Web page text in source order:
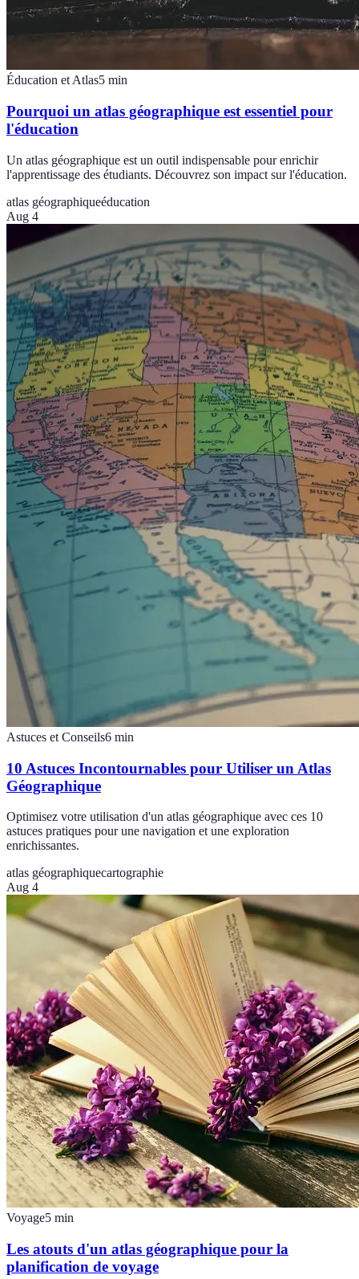
Éducation et Atlas5 min
Pourquoi un atlas géographique est essentiel pour
l'éducation
Un atlas géographique est un outil indispensable pour enrichir
l'apprentissage des étudiants. Découvrez son impact sur l'éducation.
atlas géographiqueéducation
Aug 4
Astuces et Conseils6 min
10 Astuces Incontournables pour Utiliser un Atlas
Géographique
Optimisez votre utilisation d'un atlas géographique avec ces 10
astuces pratiques pour une navigation et une exploration
enrichissantes.
atlas géographiquecartographie
Aug 4
Voyage5 min
Les atouts d'un atlas géographique pour la
planification de voyage